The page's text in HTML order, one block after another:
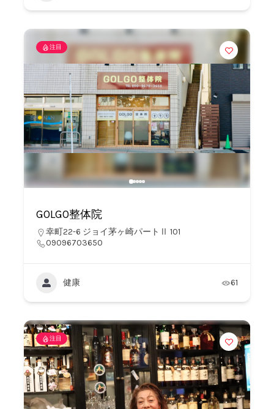
注目
GOLGO整体院
幸町22-6 ジョイ茅ヶ崎パートⅡ 101
09096703650
健康 61
注目